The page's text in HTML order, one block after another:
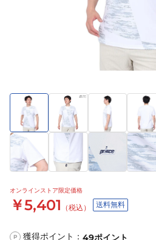
オンラインストア限定価格
￥5,401 （税込） 送料無料
P 獲得ポイント： 49ポイント